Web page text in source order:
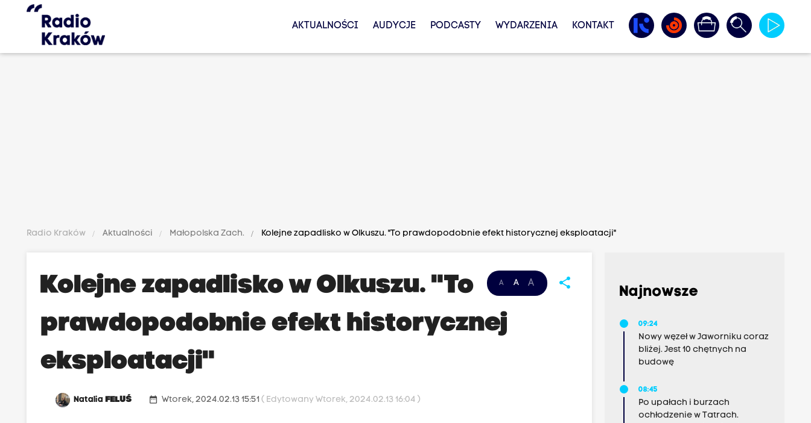
AKTUALNOŚCI AUDYCJE PODCASTY WYDARZENIA KONTAKT
Radio Kraków Aktualności Małopolska Zach. Kolejne zapadlisko w Olkuszu. "To prawdopodobnie efekt historycznej eksploatacji"
A A A share
Kolejne zapadlisko w Olkuszu. "To
prawdopodobnie efekt historycznej
eksploatacji"
NataliaFELUŚ date_range Wtorek, 2024.02.13 15:51( Edytowany Wtorek, 2024.02.13 16:04 )
Najnowsze
09:24
Nowy węzeł w Jaworniku coraz
bliżej. Jest 10 chętnych na
budowę
08:45
Po upałach i burzach
ochłodzenie w Tatrach.